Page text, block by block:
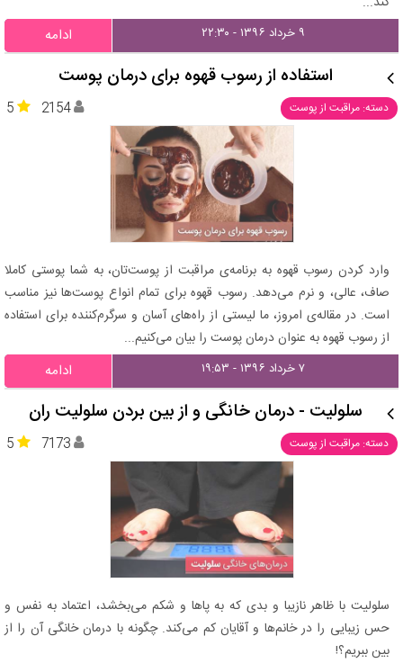
۹ خرداد ۱۳۹۶ - ۲۲:۳۰ ادامه
استفاده از رسوب قهوه برای درمان پوست
دسته: مراقبت از پوست 5 2154
وارد کردن رسوب قهوه به برنامه‌ی مراقبت از پوست‌تان، به شما پوستی کاملا
صاف، عالی، و نرم می‌دهد. رسوب قهوه برای تمام انواع پوست‌ها نیز مناسب
است. در مقاله‌ی امروز، ما لیستی از راه‌های آسان و سرگرم‌کننده برای استفاده
از رسوب قهوه به عنوان درمان پوست را بیان می‌کنیم...
۷ خرداد ۱۳۹۶ - ۱۹:۵۳ ادامه
سلولیت - درمان خانگی و از بین بردن سلولیت ران
دسته: مراقبت از پوست 5 7173
سلولیت با ظاهر نازیبا و بدی که به پاها و شکم می‌بخشد، اعتماد به نفس و
حس زیبایی را در خانم‌ها و آقایان کم می‌کند. چگونه با درمان خانگی آن را از
بین ببریم؟!